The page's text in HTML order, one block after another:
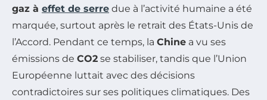
gaz à effet de serre due à l’activité humaine a été
marquée, surtout après le retrait des États-Unis de
l’Accord. Pendant ce temps, la Chine a vu ses
émissions de CO2 se stabiliser, tandis que l’Union
Européenne luttait avec des décisions
contradictoires sur ses politiques climatiques. Des